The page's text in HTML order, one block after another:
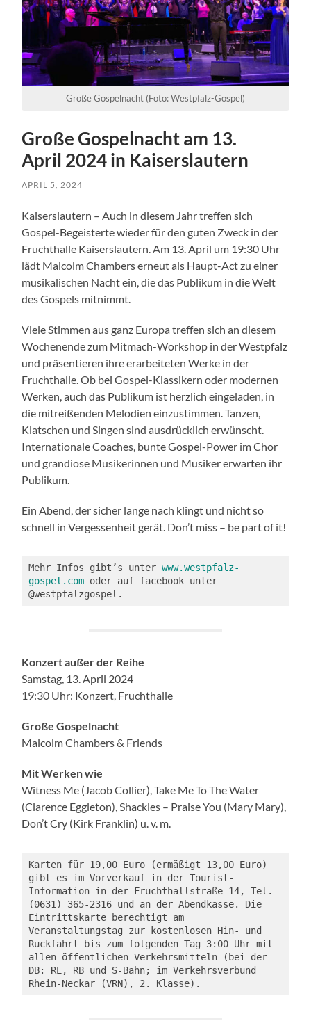
Große Gospelnacht (Foto: Westpfalz-Gospel)
Große Gospelnacht am 13.
April 2024 in Kaiserslautern
APRIL 5, 2024
Kaiserslautern – Auch in diesem Jahr treffen sich
Gospel-Begeisterte wieder für den guten Zweck in der
Fruchthalle Kaiserslautern. Am 13. April um 19:30 Uhr
lädt Malcolm Chambers erneut als Haupt-Act zu einer
musikalischen Nacht ein, die das Publikum in die Welt
des Gospels mitnimmt.
Viele Stimmen aus ganz Europa treffen sich an diesem
Wochenende zum Mitmach-Workshop in der Westpfalz
und präsentieren ihre erarbeiteten Werke in der
Fruchthalle. Ob bei Gospel-Klassikern oder modernen
Werken, auch das Publikum ist herzlich eingeladen, in
die mitreißenden Melodien einzustimmen. Tanzen,
Klatschen und Singen sind ausdrücklich erwünscht.
Internationale Coaches, bunte Gospel-Power im Chor
und grandiose Musikerinnen und Musiker erwarten ihr
Publikum.
Ein Abend, der sicher lange nach klingt und nicht so
schnell in Vergessenheit gerät. Don’t miss – be part of it!
Mehr Infos gibt’s unter www.westpfalz-
gospel.com oder auf facebook unter
@westpfalzgospel.
Konzert außer der Reihe
Samstag, 13. April 2024
19:30 Uhr: Konzert, Fruchthalle
Große Gospelnacht
Malcolm Chambers & Friends
Mit Werken wie
Witness Me (Jacob Collier), Take Me To The Water
(Clarence Eggleton), Shackles – Praise You (Mary Mary),
Don’t Cry (Kirk Franklin) u. v. m.
Karten für 19,00 Euro (ermäßigt 13,00 Euro)
gibt es im Vorverkauf in der Tourist-
Information in der Fruchthallstraße 14, Tel.
(0631) 365-2316 und an der Abendkasse. Die
Eintrittskarte berechtigt am
Veranstaltungstag zur kostenlosen Hin- und
Rückfahrt bis zum folgenden Tag 3:00 Uhr mit
allen öffentlichen Verkehrsmitteln (bei der
DB: RE, RB und S-Bahn; im Verkehrsverbund
Rhein-Neckar (VRN), 2. Klasse).